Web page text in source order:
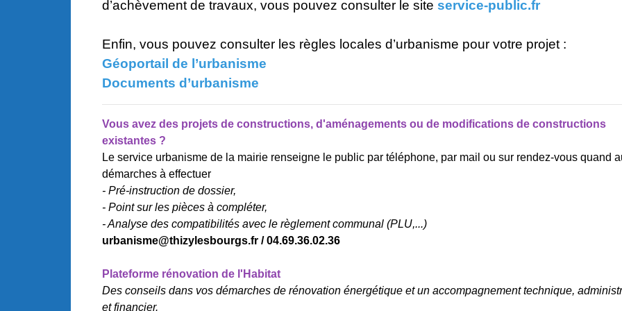
d’achèvement de travaux, vous pouvez consulter le site service-public.fr
Enfin, vous pouvez consulter les règles locales d’urbanisme pour votre projet :
Géoportail de l’urbanisme
Documents d’urbanisme
Vous avez des projets de constructions, d'aménagements ou de modifications de constructions
existantes ?
Le service urbanisme de la mairie renseigne le public par téléphone, par mail ou sur rendez-vous quand
démarches à effectuer
- Pré-instruction de dossier,
- Point sur les pièces à compléter,
- Analyse des compatibilités avec le règlement communal (PLU,...)
urbanisme@thizylesbourgs.fr / 04.69.36.02.36
Plateforme rénovation de l'Habitat
Des conseils dans vos démarches de rénovation énergétique et un accompagnement technique,
et financier.